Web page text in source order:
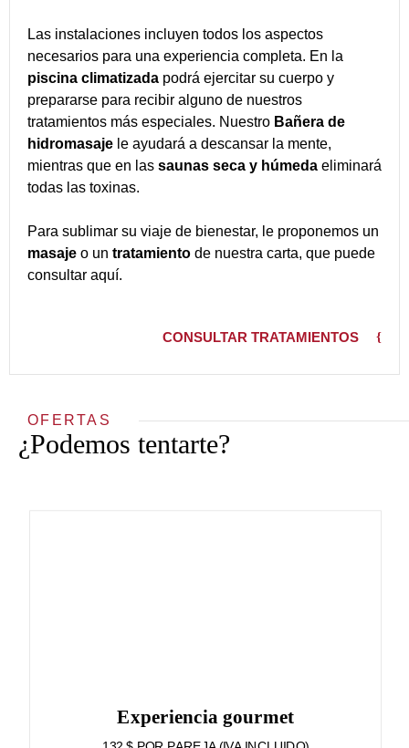
Las instalaciones incluyen todos los aspectos
necesarios para una experiencia completa. En la
piscina climatizada podrá ejercitar su cuerpo y
prepararse para recibir alguno de nuestros
tratamientos más especiales. Nuestro Bañera de
hidromasaje le ayudará a descansar la mente,
mientras que en las saunas seca y húmeda eliminará
todas las toxinas.
Para sublimar su viaje de bienestar, le proponemos un
masaje o un tratamiento de nuestra carta, que puede
consultar aquí.
CONSULTAR TRATAMIENTOS
OFERTAS
¿Podemos tentarte?
Experiencia gourmet